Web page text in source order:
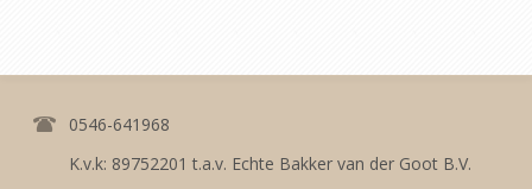
0546-641968
K.v.k: 89752201 t.a.v. Echte Bakker van der Goot B.V.